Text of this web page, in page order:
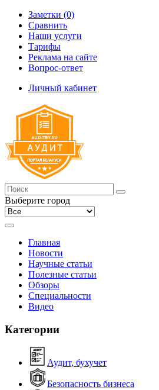
Заметки (0)
Сравнить
Наши услуги
Тарифы
Реклама на сайте
Вопрос-ответ
Личный кабинет
Выберите город
Главная
Новости
Научные статьи
Полезные статьи
Обзоры
Специальности
Видео
Категории
Аудит, бухучет
Безопасность бизнеса